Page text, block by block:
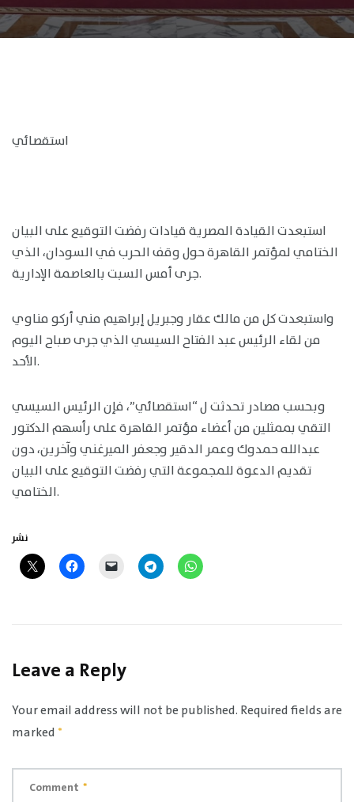
استقصائي
استبعدت القيادة المصرية قيادات رفضت التوقيع على البيان
الختامي لمؤتمر القاهرة حول وقف الحرب في السودان، الذي
جرى أمس السبت بالعاصمة الإدارية.
واستبعدت كل من مالك عقار وجبريل إبراهيم مني أركو مناوي
من لقاء الرئيس عبد الفتاح السيسي الذي جرى صباح اليوم
الأحد.
وبحسب مصادر تحدثت ل “استقصائي”، فإن الرئيس السيسي
التقي بممثلين من أعضاء مؤتمر القاهرة على رأسهم الدكتور
عبدالله حمدوك وعمر الدقير وجعفر الميرغني وآخرين، دون
تقديم الدعوة للمجموعة التي رفضت التوقيع على البيان
الختامي.
نشر
Leave a Reply
Your email address will not be published. Required fields are
marked*
Comment *